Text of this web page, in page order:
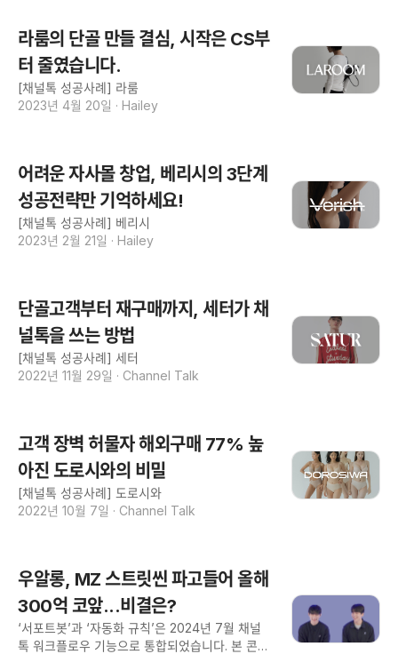
라룸의 단골 만들 결심, 시작은 CS부
터 줄였습니다.
[채널톡 성공사례] 라룸
2023년 4월 20일 · Hailey
어려운 자사몰 창업, 베리시의 3단계
성공전략만 기억하세요!
[채널톡 성공사례] 베리시
2023년 2월 21일 · Hailey
단골고객부터 재구매까지, 세터가 채
널톡을 쓰는 방법
[채널톡 성공사례] 세터
2022년 11월 29일 · Channel Talk
고객 장벽 허물자 해외구매 77% 높
아진 도로시와의 비밀
[채널톡 성공사례] 도로시와
2022년 10월 7일 · Channel Talk
우알롱, MZ 스트릿씬 파고들어 올해
300억 코앞...비결은?
‘서포트봇’과 ‘자동화 규칙’은 2024년 7월 채널
톡 워크플로우 기능으로 통합되었습니다. 본 콘텐